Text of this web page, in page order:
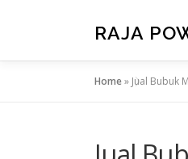
RAJA
Home» Jual Bubuk